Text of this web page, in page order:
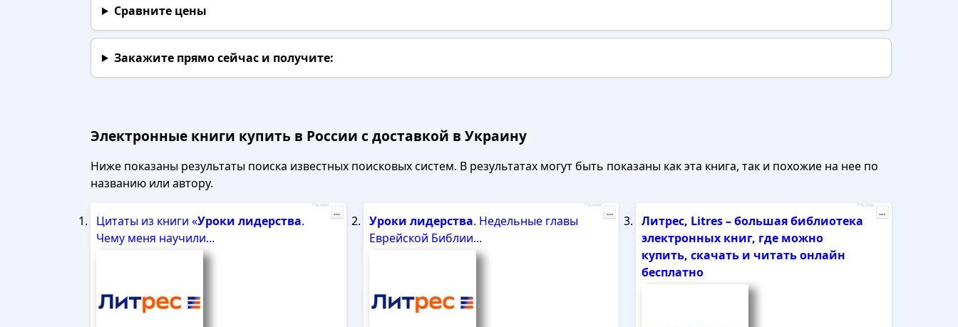
Сравните цены
Закажите прямо сейчаси получите:
Электронные книги купить в России с доставкой в Украину
Ниже показаны результаты поиска известных поисковых систем. В результатах могут быть показаны как эта книга, так и похожие на нее по
названию или автору.
Цитаты из книги «Уроки лидерства.
Чему меня научили...
Реклама
...
Уроки лидерства. Недельные главы
Еврейской Библии...
Реклама
...
Литрес, Litres – большая библиотека
электронных книг, где можно
купить, скачать и читать онлайн
бесплатно
Реклама
...